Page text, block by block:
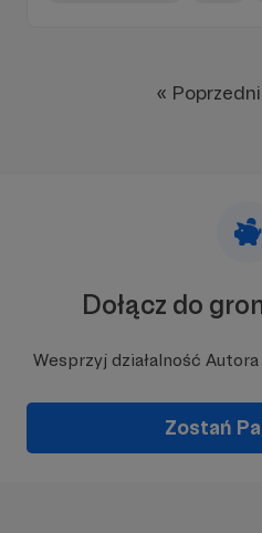
«
Dołącz do
Wesprzyj działalność Autora
Zostań